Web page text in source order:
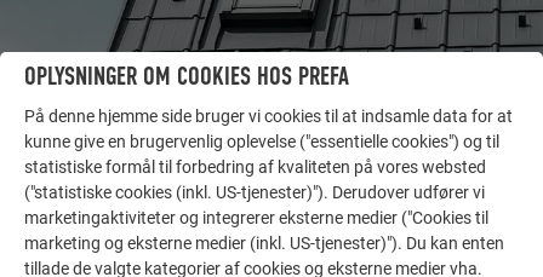
LAD DIG INSPIRERE
FLERE REFERENCER
OPLYSNINGER OM COOKIES HOS PREFA
På denne hjemme side bruger vi cookies til at indsamle data for at
kunne give en brugervenlig oplevelse ("essentielle cookies") og til
statistiske formål til forbedring af kvaliteten på vores websted
("statistiske cookies (inkl. US-tjenester)"). Derudover udfører vi
marketingaktiviteter og integrerer eksterne medier ("Cookies til
marketing og eksterne medier (inkl. US-tjenester)"). Du kan enten
tillade de valgte kategorier af cookies og eksterne medier vha.